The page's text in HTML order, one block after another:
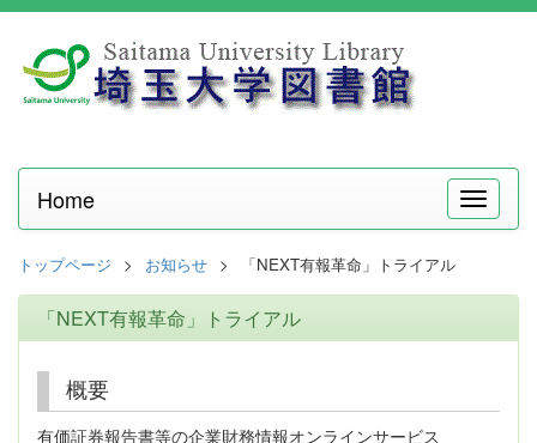
メ
ニ
Home
トップページ お知らせ 「NEXT有報革命」トライアル
「NEXT有報革命」トライアル
概要
有価証券報告書等の企業財務情報オンラインサービス